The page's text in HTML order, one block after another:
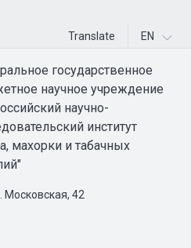
Translate EN
государственное
научное учреждение
научно-
институт
махорки и табачных
Московская, 42